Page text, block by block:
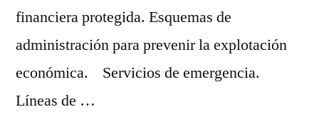
financiera protegida. Esquemas de
administración para prevenir la explotación
económica. Servicios de emergencia.
Líneas de …